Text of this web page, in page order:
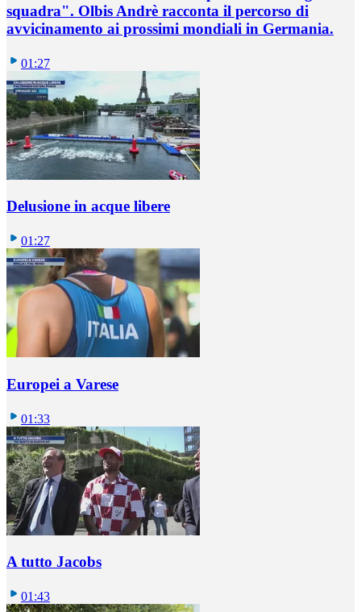
squadra". Olbis Andrè racconta il percorso di
avvicinamento ai prossimi mondiali in Germania.
01:27
Delusione in acque libere
01:27
Europei a Varese
01:33
A tutto Jacobs
01:43